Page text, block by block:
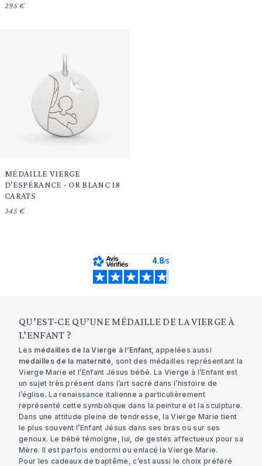
295 €
MÉDAILLE VIERGE
D'ESPÉRANCE - OR BLANC 18
CARATS
345 €
QU’EST-CE QU’UNE MÉDAILLE DE LA VIERGE À
L’ENFANT ?
Les médailles de la Vierge à l’Enfant, appelées aussi
médailles de la maternité , sont des médailles représentant la
Vierge Marie et l’Enfant Jésus bébé. La Vierge à l’Enfant est
un sujet très présent dans l’art sacré dans l’histoire de
l’église. La renaissance italienne a particulièrement
représenté cette symbolique dans la peinture et la sculpture.
Dans une attitude pleine de tendresse, la Vierge Marie tient
le plus souvent l’Enfant Jésus dans ses bras ou sur ses
genoux. Le bébé témoigne, lui, de gestes affectueux pour sa
Mère. Il est parfois endormi ou enlacé la Vierge Marie.
Pour les cadeaux de baptême, c’est aussi le choix préféré